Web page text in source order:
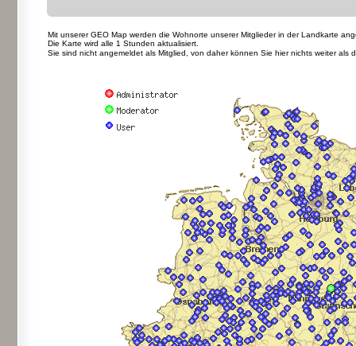
Mit unserer GEO Map werden die Wohnorte unserer Mitglieder in der Landkarte
Die Karte wird alle 1 Stunden aktualisiert.
Sie sind nicht angemeldet als Mitglied, von daher können Sie hier nichts weiter als